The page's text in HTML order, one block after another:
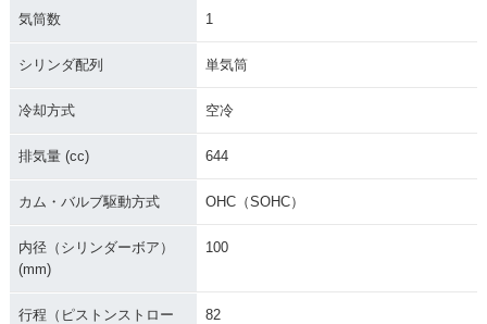
気筒数 1
シリンダ配列 単気筒
冷却方式 空冷
排気量 (cc) 644
カム・バルブ駆動方式 OHC（SOHC）
内径（シリンダーボア）
(mm)
100
行程（ピストンストロー
82